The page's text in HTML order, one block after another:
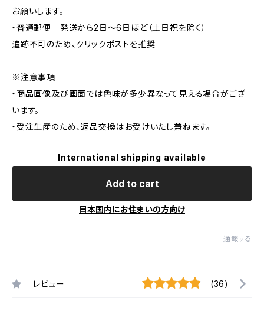
お願いします。
・普通郵便 発送から2日〜6日ほど（土日祝を除く）
追跡不可のため、クリックポストを推奨
※注意事項
・商品画像及び画面では色味が多少異なって見える場合がござ
います。
・受注生産のため、返品交換はお受けいたし兼ねます。
International shipping available
Add to cart
日本国内にお住まいの方向け
通報する
レビュー (36)